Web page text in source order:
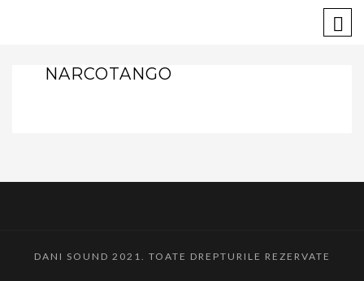
NARCOTANGO
DANI SOUND 2021. TOATE DREPTURILE REZERVATE